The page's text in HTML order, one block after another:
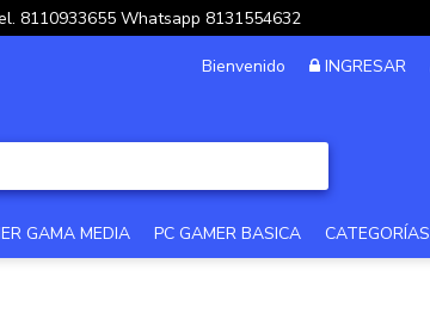
8110933655 Whatsapp 8131554632
Bienvenido INGRESAR
GAMA MEDIA PC GAMER BASICA CATEGORÍAS